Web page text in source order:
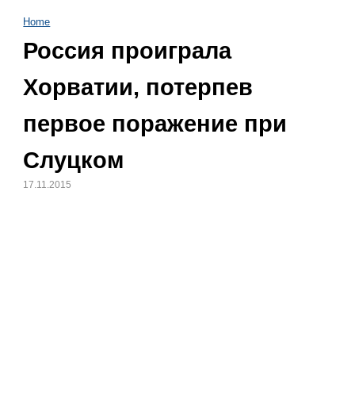
Home
Россия проиграла
Хорватии, потерпев
первое поражение при
Слуцком
17.11.2015